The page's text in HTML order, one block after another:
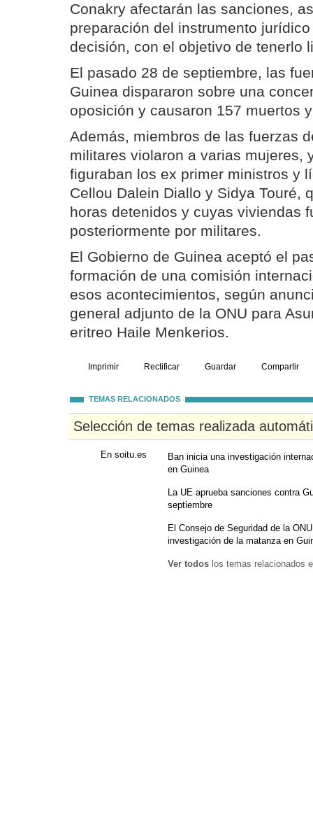
Conakry afectarán las sanciones,
preparación del instrumento
decisión, con el objetivo de tenerlo
El pasado 28 de septiembre, las
Guinea dispararon sobre una
oposición y causaron 157 muertos
Además, miembros de las fuerzas
militares violaron a varias mujeres,
figuraban los ex primer ministros y
Cellou Dalein Diallo y Sidya Touré,
horas detenidos y cuyas viviendas
posteriormente por militares.
El Gobierno de Guinea aceptó el
formación de una comisión
esos acontecimientos, según
general adjunto de la ONU para
eritreo Haile Menkerios.
Imprimir Rectificar Guardar Compartir
TEMAS RELACIONADOS
Selección de temas realizada
En soitu.es
Ban inicia una investigación
en Guinea
La UE aprueba sanciones contra
septiembre
El Consejo de Seguridad de la
investigación de la matanza en
Ver todos los temas relacionados